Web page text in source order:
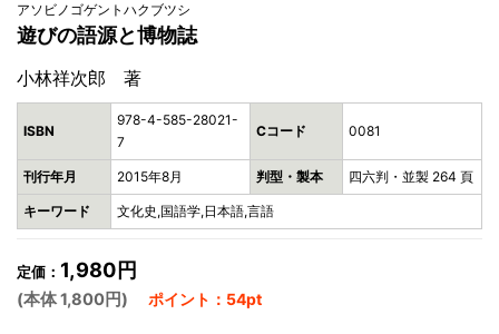
アソビノゴゲントハクブツシ
遊びの語源と博物誌
小林祥次郎 著
ISBN
978-4-585-28021-
7
Cコード 0081
刊行年月 2015年8月 判型・製本 四六判・並製 264 頁
キーワード 文化史,国語学,日本語,言語
定価： 1,980円
(本体 1,800円) ポイント：54pt